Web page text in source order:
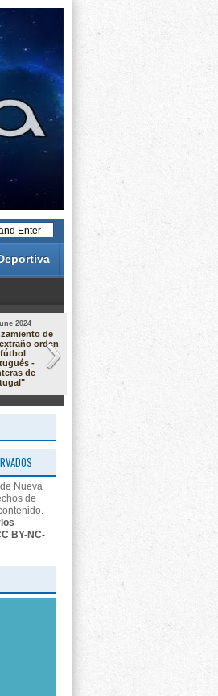
2024
de
orden
-
de
19 May 2024
Análisis de
Liga
23/24:
Nueva
de
BY-NC-